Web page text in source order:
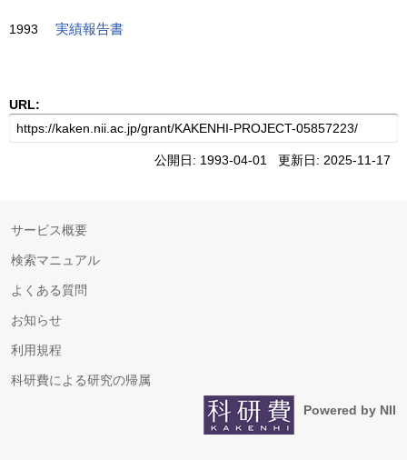
1993 実績報告書
URL:
公開日: 1993-04-01 更新日: 2025-11-17
サービス概要
検索マニュアル
よくある質問
お知らせ
利用規程
科研費による研究の帰属
Powered by NII